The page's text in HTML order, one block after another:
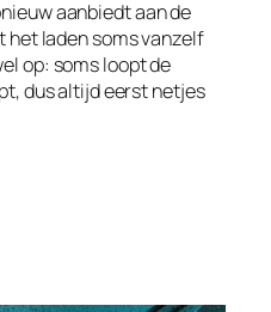
aanbiedt aan de
het laden soms vanzelf
op: soms loopt de
dus altijd eerst netjes